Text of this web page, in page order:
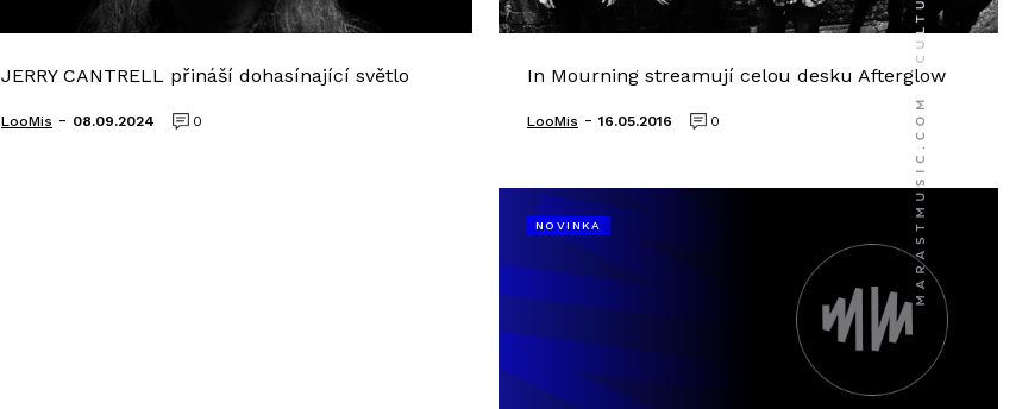
JERRY CANTRELL přináší dohasínající světlo
LooMis - 08.09.2024 0
In Mourning streamují celou desku Afterglow
LooMis - 16.05.2016 0
NOVINKA